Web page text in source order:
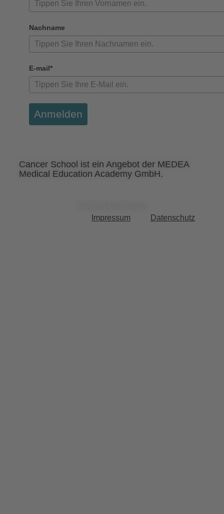
Nachname
E-mail*
Anmelden
Cancer School ist ein Angebot der MEDEA
Medical Education Academy GmbH.
Impressum
Datenschutz